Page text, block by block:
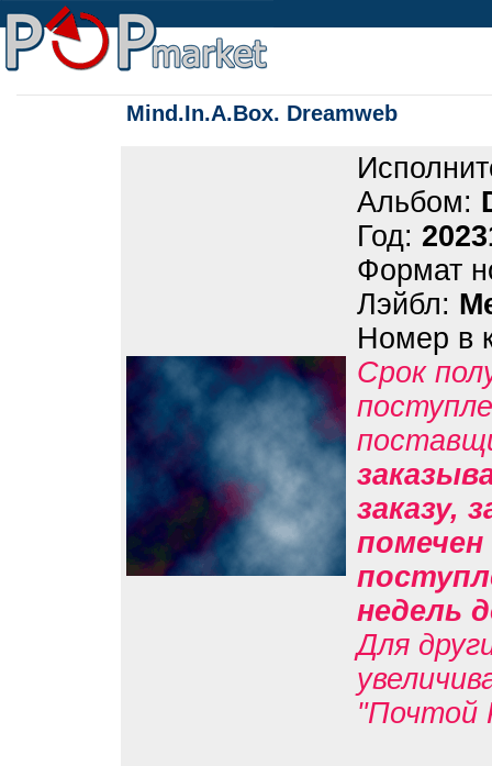
Mind.In.A.Box. Dreamweb
Альбом:
Год:
Формат
Лэйбл:
Номер в
Срок
заказу,
помечен
недель
Для
"Почтой